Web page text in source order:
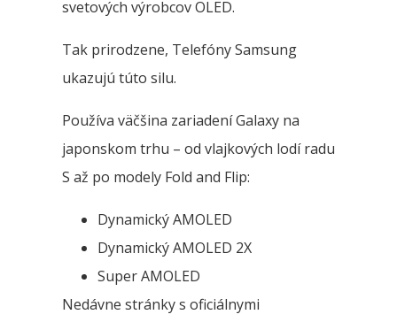
svetových výrobcov OLED.
Tak prirodzene, Telefóny Samsung
ukazujú túto silu.
Používa väčšina zariadení Galaxy na
japonskom trhu – od vlajkových lodí radu
S až po modely Fold and Flip:
Dynamický AMOLED
Dynamický AMOLED 2X
Super AMOLED
Nedávne stránky s oficiálnymi